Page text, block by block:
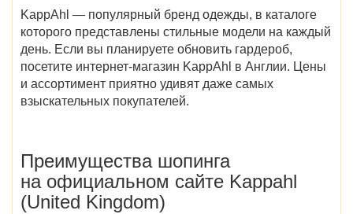
KappAhl — популярный бренд одежды, в каталоге
которого представлены стильные модели на каждый
день. Если вы планируете обновить гардероб,
посетите интернет-магазин KappAhl в Англии. Цены
и ассортимент приятно удивят даже самых
взыскательных покупателей.
Преимущества шопинга
на официальном сайте Kappahl
(United Kingdom)